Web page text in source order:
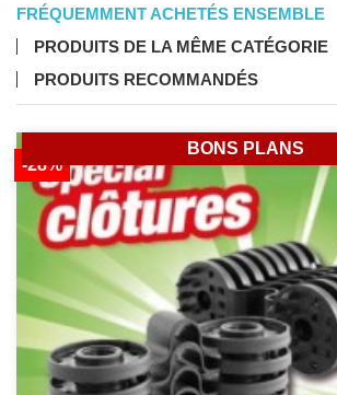
FRÉQUEMMENT ACHETÉS ENSEMBLE
PRODUITS DE LA MÊME CATÉGORIE
PRODUITS RECOMMANDÉS
-28%
BONS PLANS